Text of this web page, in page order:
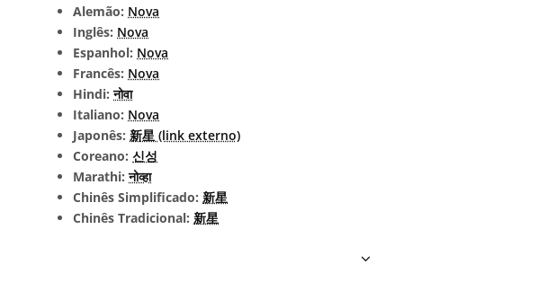
Alemão: Nova
Inglês: Nova
Espanhol: Nova
Francês: Nova
Hindi:नोवा
Italiano: Nova
Japonês: 新星 (link externo)
Coreano: 신성
Marathi:नोव्हा
Chinês Simplificado: 新星
Chinês Tradicional: 新星